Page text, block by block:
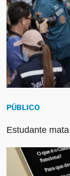
PÚBLICO
Estudante